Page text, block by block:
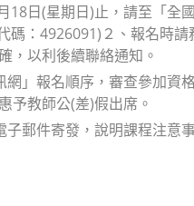
日(星期日)止，請至「全
：4926091)２、報名時
，以利後續聯絡通知。
」報名順序，審查參加資
予教師公(差)假出席。
郵件寄發，說明課程注意